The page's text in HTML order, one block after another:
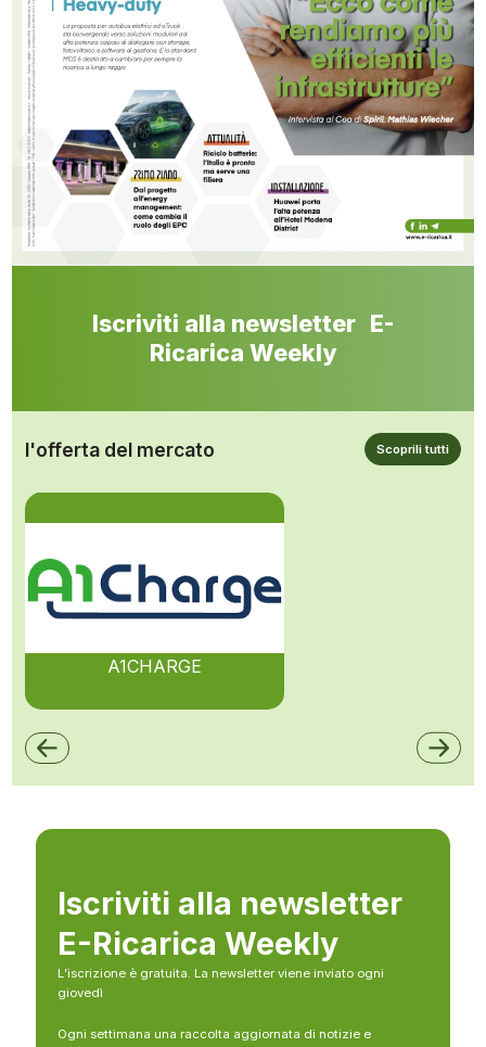
Iscriviti alla newsletter E-
Ricarica Weekly
l'offerta del mercato Scoprili tutti
A1CHARGE
Iscriviti alla newsletter
E-Ricarica Weekly
L’iscrizione è gratuita. La newsletter viene inviato ogni
giovedì
Ogni settimana una raccolta aggiornata di notizie e